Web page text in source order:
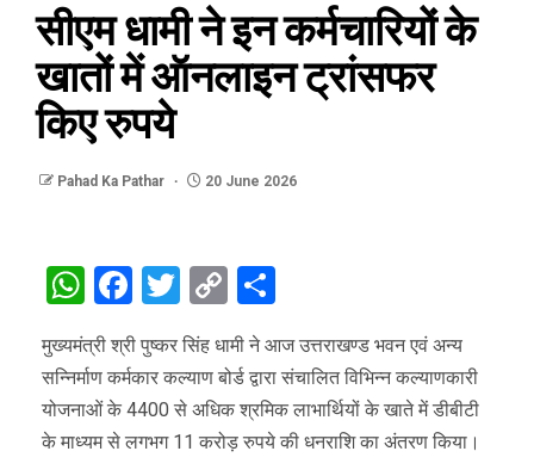
सीएम धामी ने इन कर्मचारियों के
खातों में ऑनलाइन ट्रांसफर
किए रुपये
Pahad Ka Pathar 20 June 2026
WhatsApp
Facebook
Twitter
Copy
Link
मुख्यमंत्री श्री पुष्कर सिंह धामी ने आज उत्तराखण्ड भवन एवं अन्य
सन्निर्माण कर्मकार कल्याण बोर्ड द्वारा संचालित विभिन्न कल्याणकारी
योजनाओं के 4400 से अधिक श्रमिक लाभार्थियों के खाते में डीबीटी
के माध्यम से लगभग 11 करोड़ रुपये की धनराशि का अंतरण किया।